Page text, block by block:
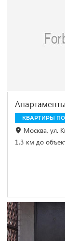
КВАРТИРЫ
Москва, ул.
1.3 км до